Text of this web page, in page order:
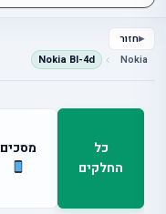
חזור
Nokia
Nokia Bl-4d
כל
החלקים
מסכים